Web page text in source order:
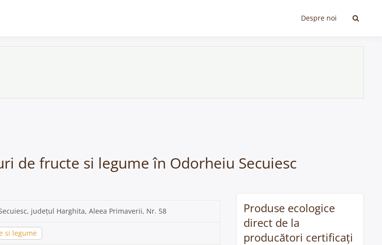
Despre noi
de fructe si legume în Odorheiu Secuiesc
județul Harghita, Aleea Primaverii, Nr. 58
si legume
Produse ecologice
direct de la
producători certificați